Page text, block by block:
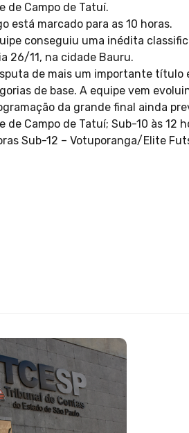
de Campo de Tatuí.
está marcado para as 10 horas.
conseguiu uma inédita
26/11, na cidade Bauru.
de mais um importante título
de base. A equipe vem
da grande final ainda
de Campo de Tatuí; Sub-10 às 12
Sub-12 – Votuporanga/Elite